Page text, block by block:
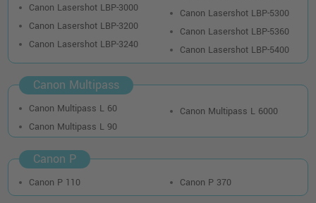
Canon Lasershot LBP-3000
Canon Lasershot LBP-3200
Canon Lasershot LBP-3240
Canon Lasershot LBP-5300
Canon Lasershot LBP-5360
Canon Lasershot LBP-5400
Canon Multipass
Canon Multipass L 60
Canon Multipass L 90
Canon Multipass L 6000
Canon P
Canon P 110 Canon P 370